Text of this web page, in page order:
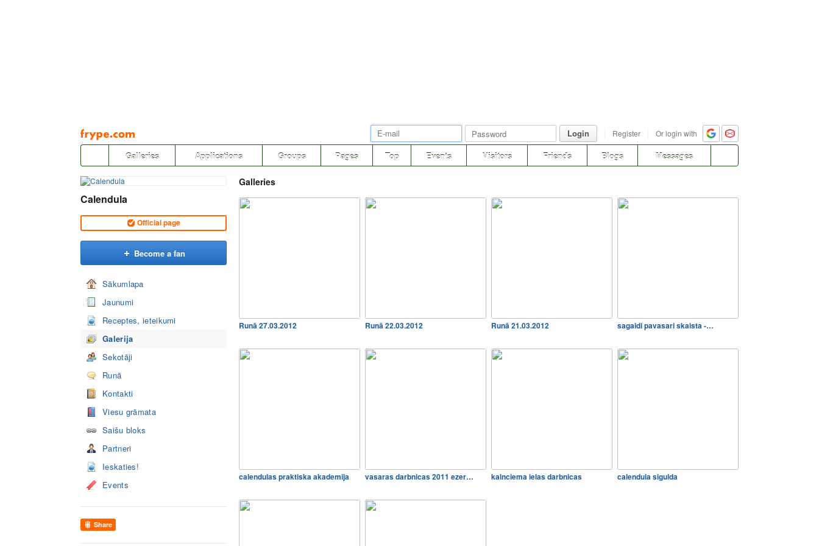
Pāriet
uz
saturu
Login Register Or login with
Galleries Applications Groups Pages Top Events Visitors Friends Blogs Messages
Calendula
Official page
Become a fan
Sākumlapa
Jaunumi
Receptes, ieteikumi
Galerija
Sekotāji
Runā
Kontakti
Viesu grāmata
Saišu bloks
Partneri
Ieskaties!
Events
Share
Galleries
Runā 27.03.2012 Runā 22.03.2012 Runā 21.03.2012 sagaidi pavasari skaista -…
calendulas praktiska akademija vasaras darbnicas 2011 ezer… kalnciema ielas darbnicas calendula sigulda